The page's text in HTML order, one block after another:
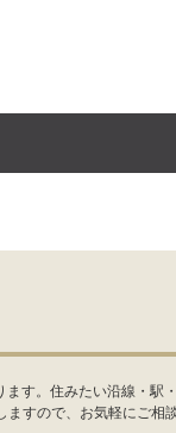
す。住みたい沿線・駅
すので、お気軽にご相